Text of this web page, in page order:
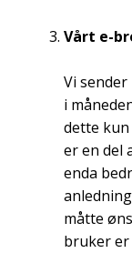
Vårt e-
Vi
i
dette
er en del
enda
måtte
bruker er